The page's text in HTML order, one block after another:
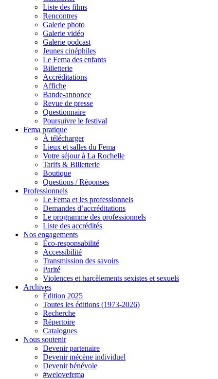
Liste des films
Rencontres
Galerie photo
Galerie vidéo
Galerie podcast
Jeunes cinéphiles
Le Fema des enfants
Billetterie
Accréditations
Affiche
Bande-annonce
Revue de presse
Questionnaire
Poursuivre le festival
Fema pratique
À télécharger
Lieux et salles du Fema
Votre séjour à La Rochelle
Tarifs & Billetterie
Boutique
Questions / Réponses
Professionnels
Le Fema et les professionnels
Demandes d’accréditations
Le programme des professionnels
Liste des accrédités
Nos engagements
Éco-responsabilité
Accessibilité
Transmission des savoirs
Parité
Violences et harcèlements sexistes et sexuels
Archives
Édition 2025
Toutes les éditions (1973-2026)
Recherche
Répertoire
Catalogues
Nous soutenir
Devenir partenaire
Devenir mécène individuel
Devenir bénévole
#welovefema